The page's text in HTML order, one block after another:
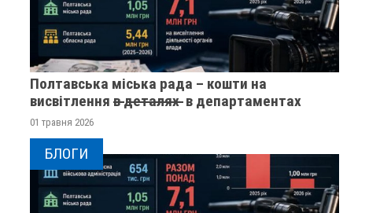
Полтавська міська рада – кошти на
висвітлення в̶ ̶д̶е̶т̶а̶л̶я̶х̶ ̶ в департаментах
01 травня 2026
БЛОГИ